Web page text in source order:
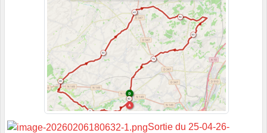
Sortie du 25-04-26-